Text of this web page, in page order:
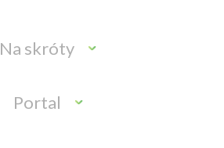
Na skróty
Portal